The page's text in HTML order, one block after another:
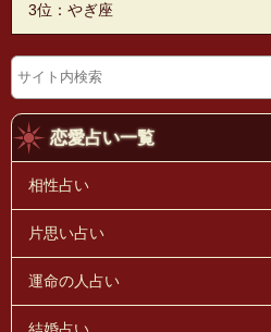
3位：やぎ座
恋愛占い一覧
相性占い
片思い占い
運命の人占い
結婚占い